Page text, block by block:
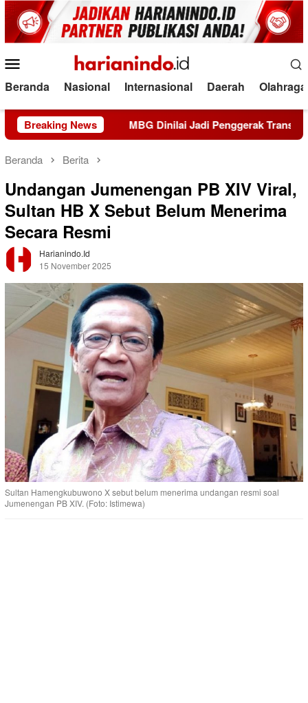
Loncat
ke
konten
Mobile
Beranda Nasional Internasional Daerah Olahraga
Breaking NewsMBG Dinilai Jadi Penggerak Transformasi
Beranda Berita
Undangan Jumenengan PB XIV Viral,
Sultan HB X Sebut Belum Menerima
Secara Resmi
Harianindo.id
15 November 2025
Sultan Hamengkubuwono X sebut belum menerima undangan resmi soal
Jumenengan PB XIV. (Foto: Istimewa)